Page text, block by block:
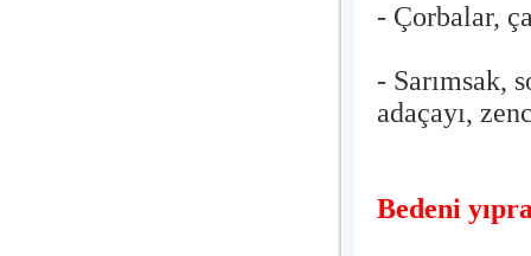
- Çorbalar,
- Sarımsak,
adaçayı,
Bedeni